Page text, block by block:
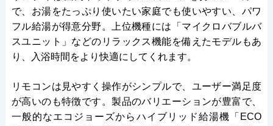
で、お湯をたっぷり使いたい家庭でも使いやすい、パワ
フル給湯が得意分野。上位機種には「マイクロバブルバ
スユニット」などのリラックス機能を備えたモデルもあ
り、入浴時間をより快適にしてくれます。
リモコンは見やすく操作がシンプルで、ユーザー満足度
が高いのも特徴です。製品のバリエーションが豊富で、
一般的なエコジョーズからハイブリッド給湯機「ECO